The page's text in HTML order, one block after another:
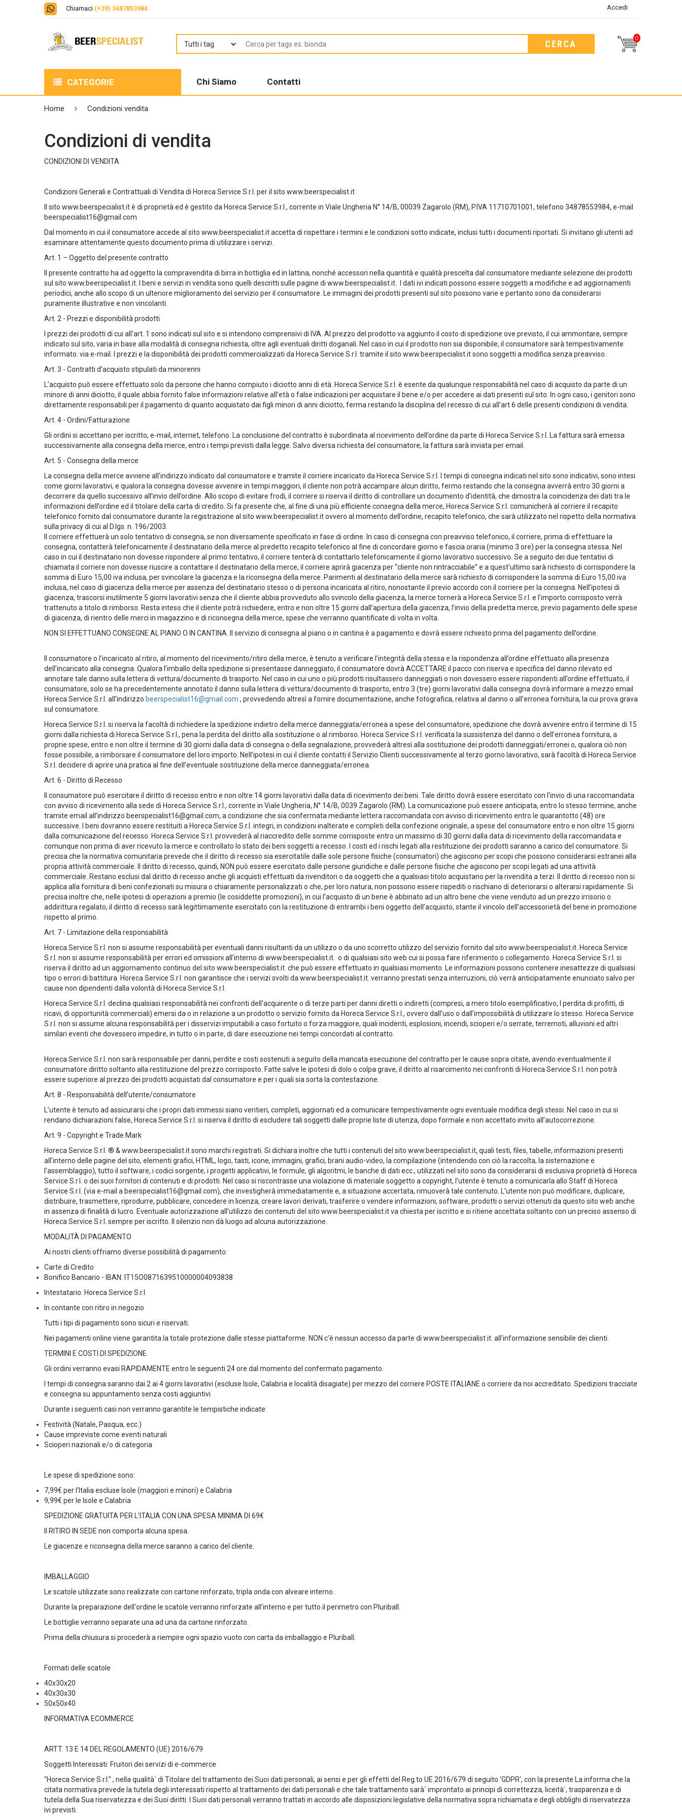
Chiamaci (+39) 3487853984 Accedi
CERCA
0
CATEGORIE Chi Siamo Contatti
BIRRE
VINO
Cecoslovacchia
AMA BIRRA
BIRRA AMA
Home Condizioni vendita
Condizioni di vendita
CONDIZIONI DI VENDITA
Condizioni Generali e Contrattuali di Vendita di Horeca Service S.r.l. per il sito www.beerspecialist.it
Il sito www.beerspecialist.it è di proprietà ed è gestito da Horeca Service S.r.l., corrente in Viale Ungheria N° 14/B, 00039 Zagarolo (RM), P.IVA 11710701001, telefono 34878553984, e-mail
beerspecialist16@gmail.com
Dal momento in cui il consumatore accede al sito www.beerspecialist.itaccetta di rispettare i termini e le condizioni sotto indicate, inclusi tutti i documenti riportati. Si invitano gli utenti ad
esaminare attentamente questo documento prima di utilizzare i servizi.
Art. 1 – Oggetto del presente contratto
Il presente contratto ha ad oggetto la compravendita di birra in bottiglia ed in lattina, nonché accessori nella quantità e qualità prescelta dal consumatore mediante selezione dei prodotti
sul sito www.beerspecialist.it. I beni e servizi in vendita sono quelli descritti sulle pagine di www.beerspecialist.it. I dati ivi indicati possono essere soggetti a modifiche e ad aggiornamenti
periodici, anche allo scopo di un ulteriore miglioramento del servizio per il consumatore. Le immagini dei prodotti presenti sul sito possono varie e pertanto sono da considerarsi
puramente illustrative e non vincolanti.
Art. 2 - Prezzi e disponibilità prodotti
I prezzi dei prodotti di cui all’art. 1 sono indicati sul sito e si intendono comprensivi di IVA. Al prezzo del prodotto va aggiunto il costo di spedizione ove previsto, il cui ammontare, sempre
indicato sul sito, varia in base alla modalità di consegna richiesta, oltre agli eventuali diritti doganali. Nel caso in cui il prodotto non sia disponibile, il consumatore sarà tempestivamente
informato. via e-mail. I prezzi e la disponibilità dei prodotti commercializzati da Horeca Service S.r.l. tramite il sito www.beerspecialist.it sono soggetti a modifica senza preavviso.
Art. 3 - Contratti d’acquisto stipulati da minorenni
L’acquisto può essere effettuato solo da persone che hanno compiuto i diciotto anni di età. Horeca Service S.r.l. è esente da qualunque responsabilità nel caso di acquisto da parte di un
minore di anni diciotto, il quale abbia fornito false informazioni relative all’età o false indicazioni per acquistare il bene e/o per accedere ai dati presenti sul sito. In ogni caso, i genitori sono
direttamente responsabili per il pagamento di quanto acquistato dai figli minori di anni diciotto, ferma restando la disciplina del recesso di cui all’art 6 delle presenti condizioni di vendita.
Art. 4 - Ordini/Fatturazione
Gli ordini si accettano per iscritto, e-mail, internet, telefono. La conclusione del contratto è subordinata al ricevimento dell’ordine da parte di Horeca Service S.r.l. La fattura sarà emessa
successivamente alla consegna della merce, entro i tempi previsti dalla legge. Salvo diversa richiesta del consumatore, la fattura sarà inviata per email.
Art. 5 - Consegna della merce
La consegna della merce avviene all’indirizzo indicato dal consumatore e tramite il corriere incaricato da Horeca Service S.r.l. I tempi di consegna indicati nel sito sono indicativi, sono intesi
come giorni lavorativi, e qualora la consegna dovesse avvenire in tempi maggiori, il cliente non potrà accampare alcun diritto, fermo restando che la consegna avverrà entro 30 giorni a
decorrere da quello successivo all’invio dell’ordine. Allo scopo di evitare frodi, il corriere si riserva il diritto di controllare un documento d’identità, che dimostra la coincidenza dei dati tra le
informazioni dell’ordine ed il titolare della carta di credito. Si fa presente che, al fine di una più efficiente consegna della merce, Horeca Service S.r.l. comunicherà al corriere il recapito
telefonico fornito dal consumatore durante la registrazione al sito www.beerspecialist.it ovvero al momento dell’ordine, recapito telefonico, che sarà utilizzato nel rispetto della normativa
sulla privacy di cui al D.lgs. n. 196/2003.
Il corriere effettuerà un solo tentativo di consegna, se non diversamente specificato in fase di ordine. In caso di consegna con preavviso telefonico, il corriere, prima di effettuare la
consegna, contatterà telefonicamente il destinatario della merce al predetto recapito telefonico al fine di concordare giorno e fascia oraria (minimo 3 ore) per la consegna stessa. Nel
caso in cui il destinatario non dovesse rispondere al primo tentativo, il corriere tenterà di contattarlo telefonicamente il giorno lavorativo successivo. Se a seguito dei due tentativi di
chiamata il corriere non dovesse riuscire a contattare il destinatario della merce, il corriere aprirà giacenza per “cliente non rintracciabile” e a quest’ultimo sarà richiesto di corrispondere la
somma di Euro 15,00 iva inclusa, per svincolare la giacenza e la riconsegna della merce. Parimenti al destinatario della merce sarà richiesto di corrispondere la somma di Euro 15,00 iva
inclusa, nel caso di giacenza della merce per assenza del destinatario stesso o di persona incaricata al ritiro, nonostante il previo accordo con il corriere per la consegna. Nell’ipotesi di
giacenza, trascorsi inutilmente 5 giorni lavorativi senza che il cliente abbia provveduto allo svincolo della giacenza, la merce tornerà a Horeca Service S.r.l. e l’importo corrisposto verrà
trattenuto a titolo di rimborso. Resta inteso che il cliente potrà richiedere, entro e non oltre 15 giorni dall’apertura della giacenza, l’invio della predetta merce, previo pagamento delle spese
di giacenza, di rientro delle merci in magazzino e di riconsegna della merce, spese che verranno quantificate di volta in volta.
NON SI EFFETTUANO CONSEGNE AL PIANO O IN CANTINA. II servizio di consegna al piano o in cantina è a pagamento e dovrà essere richiesto prima del pagamento dell’ordine.
ll consumatore o l’incaricato al ritiro, al momento del ricevimento/ritiro della merce, è tenuto a verificare l’integrità della stessa e la rispondenza all’ordine effettuato alla presenza
dell’incaricato alla consegna. Qualora l’imballo della spedizione si presentasse danneggiato, il consumatore dovrà ACCETTARE il pacco con riserva e specifica del danno rilevato ed
annotare tale danno sulla lettera di vettura/documento di trasporto. Nel caso in cui uno o più prodotti risultassero danneggiati o non dovessero essere rispondenti all’ordine effettuato, il
consumatore, solo se ha precedentemente annotato il danno sulla lettera di vettura/documento di trasporto, entro 3 (tre) giorni lavorativi dalla consegna dovrà informare a mezzo email
Horeca Service S.r.l. all’indirizzo beerspecialist16@gmail.com , provvedendo altresì a fornire documentazione, anche fotografica, relativa al danno o all’erronea fornitura, la cui prova grava
sul consumatore.
Horeca Service S.r.l. si riserva la facoltà di richiedere la spedizione indietro della merce danneggiata/erronea a spese del consumatore, spedizione che dovrà avvenire entro il termine di 15
giorni dalla richiesta di Horeca Service S.r.l., pena la perdita del diritto alla sostituzione o al rimborso. Horeca Service S.r.l. verificata la sussistenza del danno o dell’erronea fornitura, a
proprie spese, entro e non oltre il termine di 30 giorni dalla data di consegna o della segnalazione, provvederà altresì alla sostituzione dei prodotti danneggiati/erronei o, qualora ciò non
fosse possibile, a rimborsare il consumatore del loro importo. Nell’ipotesi in cui il cliente contatti il Servizio Clienti successivamente al terzo giorno lavorativo, sarà facoltà di Horeca Service
S.r.l. decidere di aprire una pratica al fine dell’eventuale sostituzione della merce danneggiata/erronea.
Art. 6 - Diritto di Recesso
Il consumatore può esercitare il diritto di recesso entro e non oltre 14 giorni lavorativi dalla data di ricevimento dei beni. Tale diritto dovrà essere esercitato con l’invio di una raccomandata
con avviso di ricevimento alla sede di Horeca Service S.r.l., corrente in Viale Ungheria, N° 14/B, 0039 Zagarolo (RM). La comunicazione può essere anticipata, entro lo stesso termine, anche
tramite email all’indirizzo beerspecialist16@gmail.com, a condizione che sia confermata mediante lettera raccomandata con avviso di ricevimento entro le quarantotto (48) ore
successive. I beni dovranno essere restituiti a Horeca Service S.r.l. integri, in condizioni inalterate e completi della confezione originale, a spese del consumatore entro e non oltre 15 giorni
dalla comunicazione del recesso. Horeca Service S.r.l. provvederà al riaccredito delle somme corrisposte entro un massimo di 30 giorni dalla data di ricevimento della raccomandata e
comunque non prima di aver ricevuto la merce e controllato lo stato dei beni soggetti a recesso. I costi ed i rischi legati alla restituzione dei prodotti saranno a carico del consumatore. Si
precisa che la normativa comunitaria prevede che il diritto di recesso sia esercitatile dalle sole persone fisiche (consumatori) che agiscono per scopi che possono considerarsi estranei alla
propria attività commerciale. Il diritto di recesso, quindi, NON può essere esercitato dalle persone giuridiche e dalle persone fisiche che agiscono per scopi legati ad una attività
commerciale. Restano esclusi dal diritto di recesso anche gli acquisti effettuati da rivenditori o da soggetti che a qualsiasi titolo acquistano per la rivendita a terzi. Il diritto di recesso non si
applica alla fornitura di beni confezionati su misura o chiaramente personalizzati o che, per loro natura, non possono essere rispediti o rischiano di deteriorarsi o alterarsi rapidamente. Si
precisa inoltre che, nelle ipotesi di operazioni a premio (le cosiddette promozioni), in cui l’acquisto di un bene è abbinato ad un altro bene che viene venduto ad un prezzo irrisorio o
addirittura regalato, il diritto di recesso sarà legittimamente esercitato con la restituzione di entrambi i beni oggetto dell’acquisto, stante il vincolo dell’accessorietà del bene in promozione
rispetto al primo.
Art. 7 - Limitazione della responsabilità
Horeca Service S.r.l. non si assume responsabilità per eventuali danni risultanti da un utilizzo o da uno scorretto utilizzo del servizio fornito dal sito www.beerspecialist.it. Horeca Service
S.r.l. non si assume responsabilità per errori ed omissioni all’interno di www.beerspecialist.it. o di qualsiasi sito web cui si possa fare riferimento o collegamento. Horeca Service S.r.l. si
riserva il diritto ad un aggiornamento continuo del sito www.beerspecialist.it. che può essere effettuato in qualsiasi momento. Le informazioni possono contenere inesattezze di qualsiasi
tipo o errori di battitura. Horeca Service S.r.l. non garantisce che i servizi svolti da www.beerspecialist.it. verranno prestati senza interruzioni, ciò verrà anticipatamente enunciato salvo per
cause non dipendenti dalla volontà di Horeca Service S.r.l.
Horeca Service S.r.l. declina qualsiasi responsabilità nei confronti dell’acquirente o di terze parti per danni diretti o indiretti (compresi, a mero titolo esemplificativo, l perdita di profitti, di
ricavi, di opportunità commerciali) emersi da o in relazione a un prodotto o servizio fornito da Horeca Service S.r.l., ovvero dall’uso o dall’impossibilità di utilizzare lo stesso. Horeca Service
S.r.l. non si assume alcuna responsabilità per i disservizi imputabili a caso fortuito o forza maggiore, quali incidenti, esplosioni, incendi, scioperi e/o serrate, terremoti, alluvioni ed altri
similari eventi che dovessero impedire, in tutto o in parte, di dare esecuzione nei tempi concordati al contratto.
Horeca Service S.r.l. non sarà responsabile per danni, perdite e costi sostenuti a seguito della mancata esecuzione del contratto per le cause sopra citate, avendo eventualmente il
consumatore diritto soltanto alla restituzione del prezzo corrisposto. Fatte salve le ipotesi di dolo o colpa grave, il diritto al risarcimento nei confronti di Horeca Service S.r.l. non potrà
essere superiore al prezzo dei prodotti acquistati dal consumatore e per i quali sia sorta la contestazione.
Art. 8 - Responsabilità dell’utente/consumatore
L’utente è tenuto ad assicurarsi che i propri dati immessi siano veritieri, completi, aggiornati ed a comunicare tempestivamente ogni eventuale modifica degli stessi. Nel caso in cui si
rendano dichiarazioni false, Horeca Service S.r.l. si riserva il diritto di escludere tali soggetti dalle proprie liste di utenza, dopo formale e non accettato invito all’autocorrezione.
Art. 9 - Copyright e Trade Mark
Horeca Service S.r.l. ® & www.beerspecialist.it sono marchi registrati. Si dichiara inoltre che tutti i contenuti del sito www.beerspecialist.it, quali testi, files, tabelle, informazioni presenti
all’interno delle pagine del sito, elementi grafici, HTML, logo, tasti, icone, immagini, grafici, brani audio-video, la compilazione (intendendo con ciò la raccolta, la sistemazione e
l’assemblaggio), tutto il software, i codici sorgente, i progetti applicativi, le formule, gli algoritmi, le banche di dati ecc., utilizzati nel sito sono da considerarsi di esclusiva proprietà di Horeca
Service S.r.l. o dei suoi fornitori di contenuti e di prodotti. Nel caso si riscontrasse una violazione di materiale soggetto a copyright, l’utente è tenuto a comunicarla allo Staff di Horeca
Service S.r.l. (via e-mail a beerspecialist16@gmail.com), che investigherà immediatamente e, a situazione accertata, rimuoverà tale contenuto. L’utente non può modificare, duplicare,
distribuire, trasmettere, riprodurre, pubblicare, concedere in licenza, creare lavori derivati, trasferire o vendere informazioni, software, prodotti o servizi ottenuti da questo sito web anche
in assenza di finalità di lucro. Eventuale autorizzazione all’utilizzo dei contenuti del sito www.beerspecialist.it va chiesta per iscritto e si ritiene accettata soltanto con un preciso assenso di
Horeca Service S.r.l. sempre per iscritto. Il silenzio non dà luogo ad alcuna autorizzazione.
MODALITÀ DI PAGAMENTO
Ai nostri clienti offriamo diverse possibilità di pagamento:
Carte di Credito
Bonifico Bancario - IBAN: IT15O0871639510000004093838
Intestatario: Horeca Service S.r.l.
In contante con ritiro in negozio
Tutti i tipi di pagamento sono sicuri e riservati
Nei pagamenti online viene garantita la totale protezione dalle stesse piattaforme. NON c'è nessun accesso da parte di www.beerspecialist.it. all'informazione sensibile dei clienti.
TERMINI E COSTI DI SPEDIZIONE
Gli ordini verranno evasi RAPIDAMENTE entro le seguenti 24 ore dal momento del confermato pagamento.
I tempi di consegna saranno dai 2 ai 4 giorni lavorativi (escluse Isole, Calabria e località disagiate) per mezzo del corriere POSTE ITALIANE o corriere da noi accreditato. Spedizioni tracciate
e consegna su appuntamento senza costi aggiuntivi
Durante i seguenti casi non verranno garantite le tempistiche indicate:
Festività (Natale, Pasqua, ecc.)
Cause impreviste come eventi naturali
Scioperi nazionali e/o di categoria
Le spese di spedizione sono:
7,99€ per l'Italia escluse Isole (maggiori e minori) e Calabria
9,99€ per le Isole e Calabria
SPEDIZIONE GRATUITA PER L'ITALIA CON UNA SPESA MINIMA DI 69€
Il RITIRO IN SEDE non comporta alcuna spesa.
Le giacenze e riconsegna della merce saranno a carico del cliente.
IMBALLAGGIO
Le scatole utilizzate sono realizzate con cartone rinforzato, tripla onda con alveare interno
Durante la preparazione dell'ordine le scatole verranno rinforzate all'interno e per tutto il perimetro con Pluriball
Le bottiglie verranno separate una ad una da cartone rinforzato.
Prima della chiusura si procederà a riempire ogni spazio vuoto con carta da imballaggio e Pluriball
Formati delle scatole
40x30x20
40x30x30
50x50x40
INFORMATIVA ECOMMERCE
ARTT. 13 E 14 DEL REGOLAMENTO (UE) 2016/679
Soggetti Interessati: Fruitori dei servizi di e-commerce
“Horeca Service S.r.l.” , nella qualità` di Titolare del trattamento dei Suoi dati personali, ai sensi e per gli effetti del Reg.to UE 2016/679 di seguito 'GDPR', con la presente La informa che la
citata normativa prevede la tutela degli interessati rispetto al trattamento dei dati personali e che tale trattamento sarà` improntato ai principi di correttezza, liceità`, trasparenza e di
tutela della Sua riservatezza e dei Suoi diritti. I Suoi dati personali verranno trattati in accordo alle disposizioni legislative della normativa sopra richiamata e degli obblighi di riservatezza
ivi previsti.